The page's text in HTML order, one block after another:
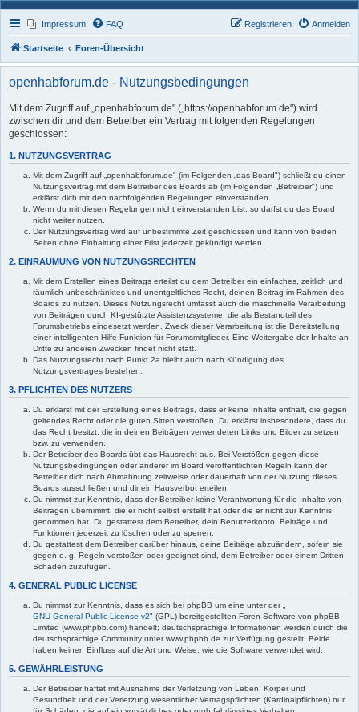
Impressum FAQ Anmelden
Registrieren
Startseite Foren-Übersicht
openhabforum.de - Nutzungsbedingungen
Mit dem Zugriff auf „openhabforum.de" („https://openhabforum.de") wird
zwischen dir und dem Betreiber ein Vertrag mit folgenden Regelungen
geschlossen:
1. NUTZUNGSVERTRAG
Mit dem Zugriff auf „openhabforum.de" (im Folgenden „das Board") schließt du einen
Nutzungsvertrag mit dem Betreiber des Boards ab (im Folgenden „Betreiber") und
erklärst dich mit den nachfolgenden Regelungen einverstanden.
Wenn du mit diesen Regelungen nicht einverstanden bist, so darfst du das Board
nicht weiter nutzen.
Der Nutzungsvertrag wird auf unbestimmte Zeit geschlossen und kann von beiden
Seiten ohne Einhaltung einer Frist jederzeit gekündigt werden.
2. EINRÄUMUNG VON NUTZUNGSRECHTEN
Mit dem Erstellen eines Beitrags erteilst du dem Betreiber ein einfaches, zeitlich und
räumlich unbeschränktes und unentgeltliches Recht, deinen Beitrag im Rahmen des
Boards zu nutzen. Dieses Nutzungsrecht umfasst auch die maschinelle Verarbeitung
von Beiträgen durch KI-gestützte Assistenzsysteme, die als Bestandteil des
Forumsbetriebs eingesetzt werden. Zweck dieser Verarbeitung ist die Bereitstellung
einer intelligenten Hilfe-Funktion für Forumsmitglieder. Eine Weitergabe der Inhalte an
Dritte zu anderen Zwecken findet nicht statt.
Das Nutzungsrecht nach Punkt 2a bleibt auch nach Kündigung des
Nutzungsvertrages bestehen.
3. PFLICHTEN DES NUTZERS
Du erklärst mit der Erstellung eines Beitrags, dass er keine Inhalte enthält, die gegen
geltendes Recht oder die guten Sitten verstoßen. Du erklärst insbesondere, dass du
das Recht besitzt, die in deinen Beiträgen verwendeten Links und Bilder zu setzen
bzw. zu verwenden.
Der Betreiber des Boards übt das Hausrecht aus. Bei Verstößen gegen diese
Nutzungsbedingungen oder anderer im Board veröffentlichten Regeln kann der
Betreiber dich nach Abmahnung zeitweise oder dauerhaft von der Nutzung dieses
Boards ausschließen und dir ein Hausverbot erteilen.
Du nimmst zur Kenntnis, dass der Betreiber keine Verantwortung für die Inhalte von
Beiträgen übernimmt, die er nicht selbst erstellt hat oder die er nicht zur Kenntnis
genommen hat. Du gestattest dem Betreiber, dein Benutzerkonto, Beiträge und
Funktionen jederzeit zu löschen oder zu sperren.
Du gestattest dem Betreiber darüber hinaus, deine Beiträge abzuändern, sofern sie
gegen o. g. Regeln verstoßen oder geeignet sind, dem Betreiber oder einem Dritten
Schaden zuzufügen.
4. GENERAL PUBLIC LICENSE
Du nimmst zur Kenntnis, dass es sich bei phpBB um eine unter der „
GNU General Public License v2" (GPL) bereitgestellten Foren-Software von phpBB
Limited (www.phpbb.com) handelt; deutschsprachige Informationen werden durch die
deutschsprachige Community unter www.phpbb.de zur Verfügung gestellt. Beide
haben keinen Einfluss auf die Art und Weise, wie die Software verwendet wird.
5. GEWÄHRLEISTUNG
Der Betreiber haftet mit Ausnahme der Verletzung von Leben, Körper und
Gesundheit und der Verletzung wesentlicher Vertragspflichten (Kardinalpflichten) nur